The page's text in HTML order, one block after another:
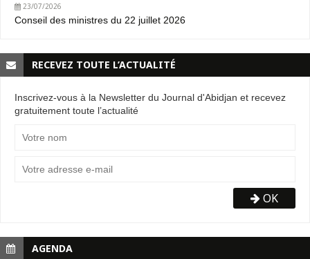
23/07/2026
Conseil des ministres du 22 juillet 2026
RECEVEZ TOUTE L’ACTUALITÉ
Inscrivez-vous à la Newsletter du Journal d'Abidjan et recevez
gratuitement toute l’actualité
OK
AGENDA